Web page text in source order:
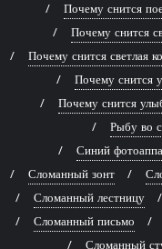
Почему снится
Почему снится
Почему снится светлая
Почему снится
Почему снится
Рыбу во
Синий
Сломанный зонт
Сломанный лестницу
Сломанный письмо
Сломанный